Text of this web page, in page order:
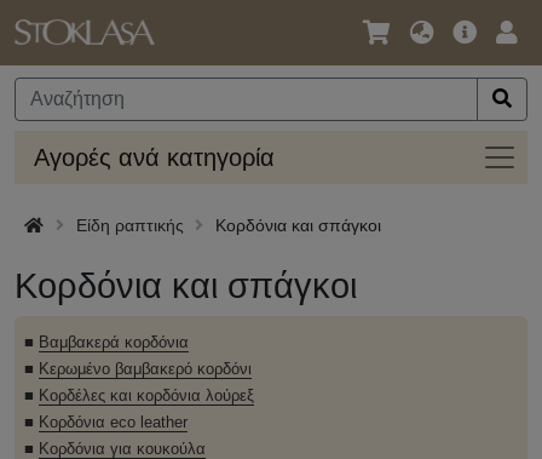
Γλώσσα
Νόμισμα
Κύρια
Αγορές ανά κατηγορία
ανά
Είδη ραπτικής Κορδόνια και σπάγκοι
Κορδόνια και σπάγκοι
■ Βαμβακερά κορδόνια
■ Κερωμένο βαμβακερό κορδόνι
■ Κορδέλες και κορδόνια λούρεξ
■ Κορδόνια eco leather
■ Κορδόνια για κουκούλα